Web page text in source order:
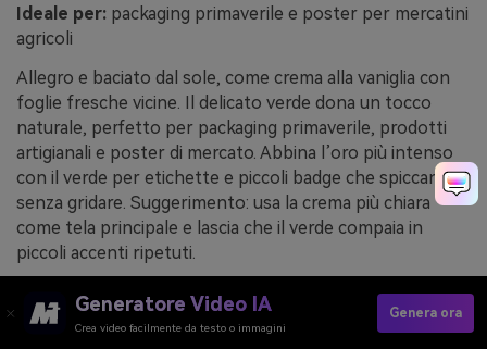
Ideale per: packaging primaverile e poster per mercatini
agricoli
Allegro e baciato dal sole, come crema alla vaniglia con
foglie fresche vicine. Il delicato verde dona un tocco
naturale, perfetto per packaging primaverile, prodotti
artigianali e poster di mercato. Abbina l’oro più intenso
con il verde per etichette e piccoli badge che spiccano
senza gridare. Suggerimento: usa la crema più chiara
come tela principale e lascia che il verde compaia in
piccoli accenti ripetuti.
Esempio di immagine di vaniglia e frutteto generato
con media.io
Generatore Video IA
Crea video facilmente da testo o immagini
Genera ora